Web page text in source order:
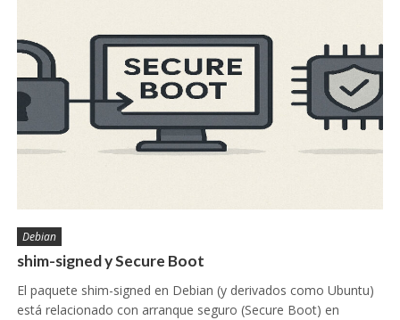
Debian
shim-signed y Secure Boot
El paquete shim-signed en Debian (y derivados como Ubuntu)
está relacionado con arranque seguro (Secure Boot) en